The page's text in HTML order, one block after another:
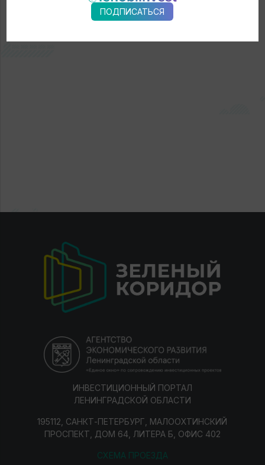
ИНВЕСТИЦИОННЫЙ ПОРТАЛ
ЛЕНИНГРАДСКОЙ ОБЛАСТИ
195112, САНКТ-ПЕТЕРБУРГ, МАЛООХТИНСКИЙ
ПРОСПЕКТ, ДОМ 64, ЛИТЕРА Б, ОФИС 402
СХЕМА ПРОЕЗДА
ПОДПИСАТЬСЯ